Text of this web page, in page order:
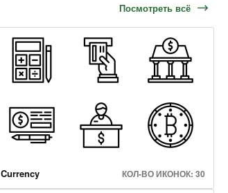
Professions Avatars КОЛ-ВО ИКОНОК: 50
Посмотреть всё
Currency КОЛ-ВО ИКОНОК: 30